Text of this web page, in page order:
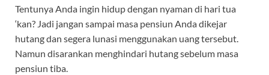
Tentunya Anda ingin hidup dengan nyaman di hari tua
‘kan? Jadi jangan sampai masa pensiun Anda dikejar
hutang dan segera lunasi menggunakan uang tersebut.
Namun disarankan menghindari hutang sebelum masa
pensiun tiba.